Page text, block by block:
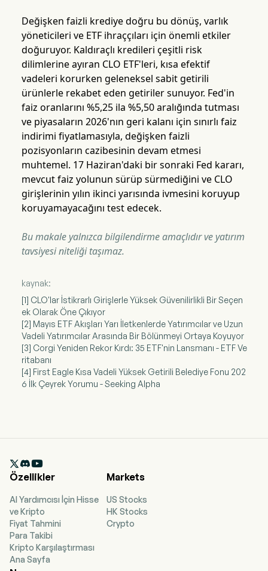
Değişken faizli krediye doğru bu dönüş, varlık
yöneticileri ve ETF ihraççıları için önemli etkiler
doğuruyor. Kaldıraçlı kredileri çeşitli risk
dilimlerine ayıran CLO ETF'leri, kısa efektif
vadeleri korurken geleneksel sabit getirili
ürünlerle rekabet eden getiriler sunuyor. Fed'in
faiz oranlarını %5,25 ila %5,50 aralığında tutması
ve piyasaların 2026'nın geri kalanı için sınırlı faiz
indirimi fiyatlamasıyla, değişken faizli
pozisyonların cazibesinin devam etmesi
muhtemel. 17 Haziran'daki bir sonraki Fed kararı,
mevcut faiz yolunun sürüp sürmediğini ve CLO
girişlerinin yılın ikinci yarısında ivmesini koruyup
koruyamayacağını test edecek.
Bu makale yalnızca bilgilendirme amaçlıdır ve yatırım
tavsiyesi niteliği taşımaz.
kaynak:
[1] CLO'lar İstikrarlı Girişlerle Yüksek Güvenilirlikli Bir Seçen
ek Olarak Öne Çıkıyor
[2] Mayıs ETF Akışları Yarı İletkenlerde Yatırımcılar ve Uzun
Vadeli Yatırımcılar Arasında Bir Bölünmeyi Ortaya Koyuyor
[3] Corgi Yeniden Rekor Kırdı: 35 ETF'nin Lansmanı - ETF Ve
ritabanı
[4] First Eagle Kısa Vadeli Yüksek Getirili Belediye Fonu 202
6 İlk Çeyrek Yorumu - Seeking Alpha

Özellikler
AI Yardımcısı İçin Hisse
ve Kripto
Fiyat Tahmini
Para Takibi
Kripto Karşılaştırması
Ana Sayfa
Markets
US Stocks
HK Stocks
Crypto